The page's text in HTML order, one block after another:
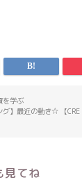
を学ぶ
グ】最近の動き☆ 【
見てね